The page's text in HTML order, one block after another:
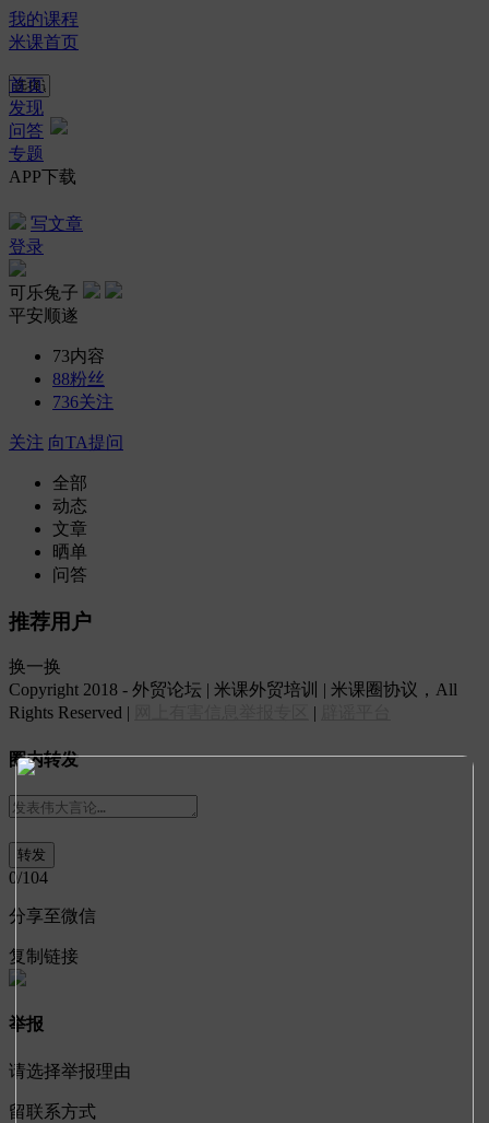
我的课程
米课首页
首页
发现
问答
专题
APP下载
写文章
登录
可乐兔子
平安顺遂
73内容
88粉丝
736关注
关注 向TA提问
全部
动态
文章
晒单
问答
推荐用户
换一换
Copyright 2018 - 外贸论坛 | 米课外贸培训 | 米课圈协议，All
Rights Reserved |
|
圈内转发
0/104
分享至微信
复制链接
举报
请选择举报理由
留联系方式